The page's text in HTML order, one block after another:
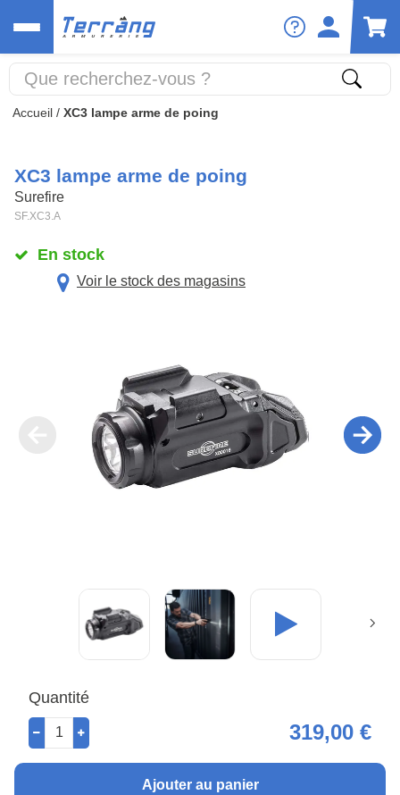
Accueil / XC3 lampe arme de poing
XC3 lampe arme de poing
Surefire
SF.XC3.A
En stock
Voir le stock des magasins
Quantité
319,00 €
Ajouter au panier